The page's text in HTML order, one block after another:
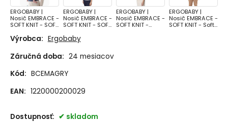
ERGOBABY |
Nosič EMBRACE -
SOFT KNIT - SOFT
ERGOBABY |
Nosič EMBRACE -
SOFT KNIT - SOFT
ERGOBABY |
Nosič EMBRACE -
SOFT KNIT -
ERGOBABY |
Nosič EMBRACE -
SOFT KNIT - Soft
Výrobca: Ergobaby
Záručná doba: 24 mesiacov
Kód: BCEMAGRY
EAN: 1220000200029
Dostupnosť: skladom